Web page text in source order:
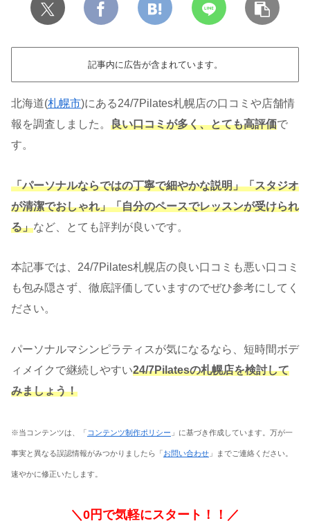
記事内に広告が含まれています。
北海道(札幌市)にある24/7Pilates札幌店の口コミや店舗情
報を調査しました。 良い口コミが多く、とても高評価で
す。
「パーソナルならではの丁寧で細やかな説明」「スタジオ
が清潔でおしゃれ」「自分のペースでレッスンが受けられ
る」など、とても評判が良いです。
本記事では、24/7Pilates札幌店の良い口コミも悪い口コミ
も包み隠さず、徹底評価していますのでぜひ参考にしてく
ださい。
パーソナルマシンピラティスが気になるなら、短時間ボデ
ィメイクで継続しやすい24/7Pilatesの札幌店を検討して
みましょう！
※当コンテンツは、「 コンテンツ制作ポリシー 」に基づき作成しています。万が一
事実と異なる誤認情報がみつかりましたら「お問い合わせ 」までご連絡ください。
速やかに修正いたします。
＼0円で気軽にスタート！！／